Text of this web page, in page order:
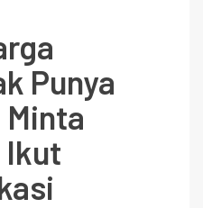
Punya
Minta
Ikut